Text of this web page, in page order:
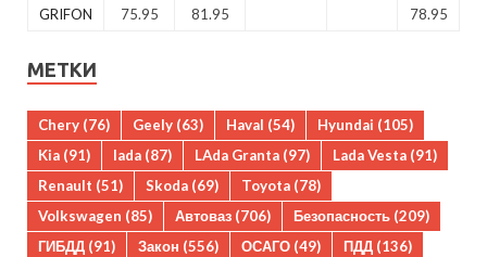
GRIFON
75.95 81.95 78.95
МЕТКИ
Chery (76) Geely (63) Haval (54) Hyundai (105)
Kia (91) lada (87) LAda Granta (97) Lada Vesta (91)
Renault (51) Skoda (69) Toyota (78)
Volkswagen (85) Автоваз (706) Безопасность (209)
ГИБДД (91) Закон (556) ОСАГО (49) ПДД (136)